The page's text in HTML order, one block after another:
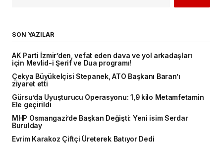
SON YAZILAR
AK Parti İzmir’den, vefat eden dava ve yol arkadaşları
için Mevlid-i Şerif ve Dua programı!
Çekya Büyükelçisi Stepanek, ATO Başkanı Baran’ı
ziyaret etti
Gürsu’da Uyuşturucu Operasyonu: 1,9 kilo Metamfetamin
Ele geçirildi
MHP Osmangazi’de Başkan Değişti: Yeni isim Serdar
Burulday
Evrim Karakoz Çiftçi Üreterek Batıyor Dedi